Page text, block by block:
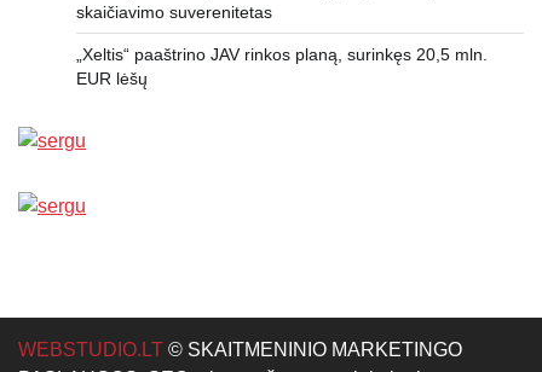
skaičiavimo suverenitetas
„Xeltis“ paaštrino JAV rinkos planą, surinkęs 20,5 mln.
EUR lėšų
WEBSTUDIO.LT © SKAITMENINIO MARKETINGO